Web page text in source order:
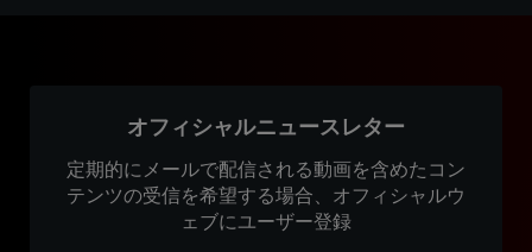
オフィシャルニュースレター
定期的にメールで配信される動画を含めたコン
テンツの受信を希望する場合、オフィシャルウ
ェブにユーザー登録